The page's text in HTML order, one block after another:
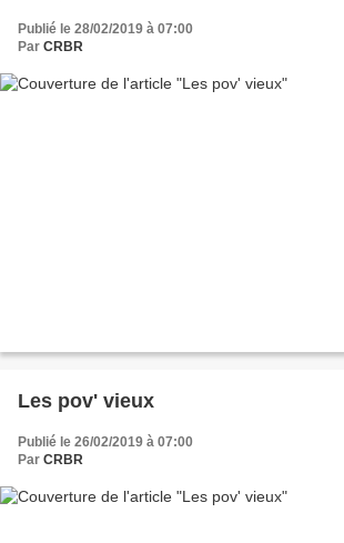
Publié le 28/02/2019 à 07:00
Par CRBR
Les pov' vieux
Publié le 26/02/2019 à 07:00
Par CRBR